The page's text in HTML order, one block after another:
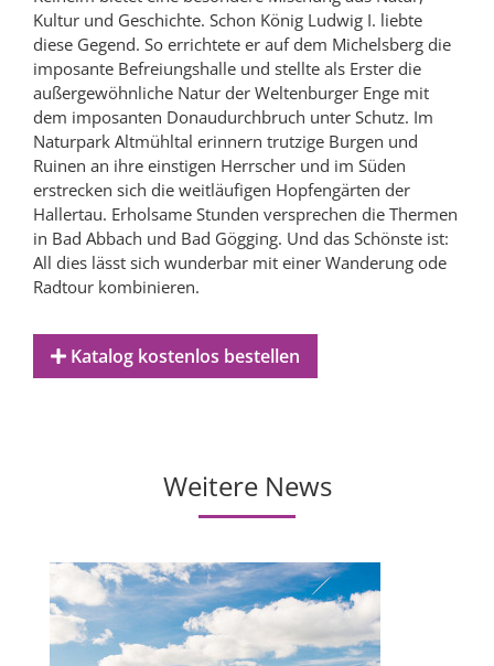
Kultur und Geschichte. Schon König Ludwig I. liebte
diese Gegend. So errichtete er auf dem Michelsberg die
imposante Befreiungshalle und stellte als Erster die
außergewöhnliche Natur der Weltenburger Enge mit
dem imposanten Donaudurchbruch unter Schutz. Im
Naturpark Altmühltal erinnern trutzige Burgen und
Ruinen an ihre einstigen Herrscher und im Süden
erstrecken sich die weitläufigen Hopfengärten der
Hallertau. Erholsame Stunden versprechen die Thermen
in Bad Abbach und Bad Gögging. Und das Schönste ist:
All dies lässt sich wunderbar mit einer Wanderung ode
Radtour kombinieren.
Katalog kostenlos bestellen
Weitere News